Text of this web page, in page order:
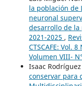
la población de
neuronal
desarrollo de la
2021-2025 ,
CTSCAFE: Vol.
Volumen VIII-
Isaac
conservar para